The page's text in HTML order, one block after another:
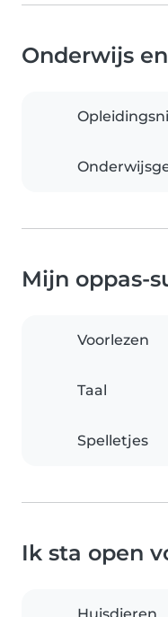
Onderwijs
Mijn oppas-
Voorlezen
Taal
Spelletjes
Ik sta open